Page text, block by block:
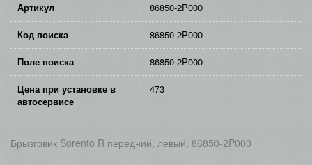
Артикул 86850-2P000
Код поиска 86850-2P000
Поле поиска 86850-2P000
Цена при установке в
автосервисе
473
Брызговик Sorento R передний, левый, 86850-2P000